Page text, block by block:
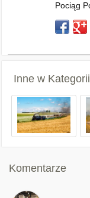
Pociąg
Inne w Kategorii
Komentarze